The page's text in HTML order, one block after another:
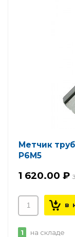
Метчик
Р6М5
1 620.00 ₽
1 на складе